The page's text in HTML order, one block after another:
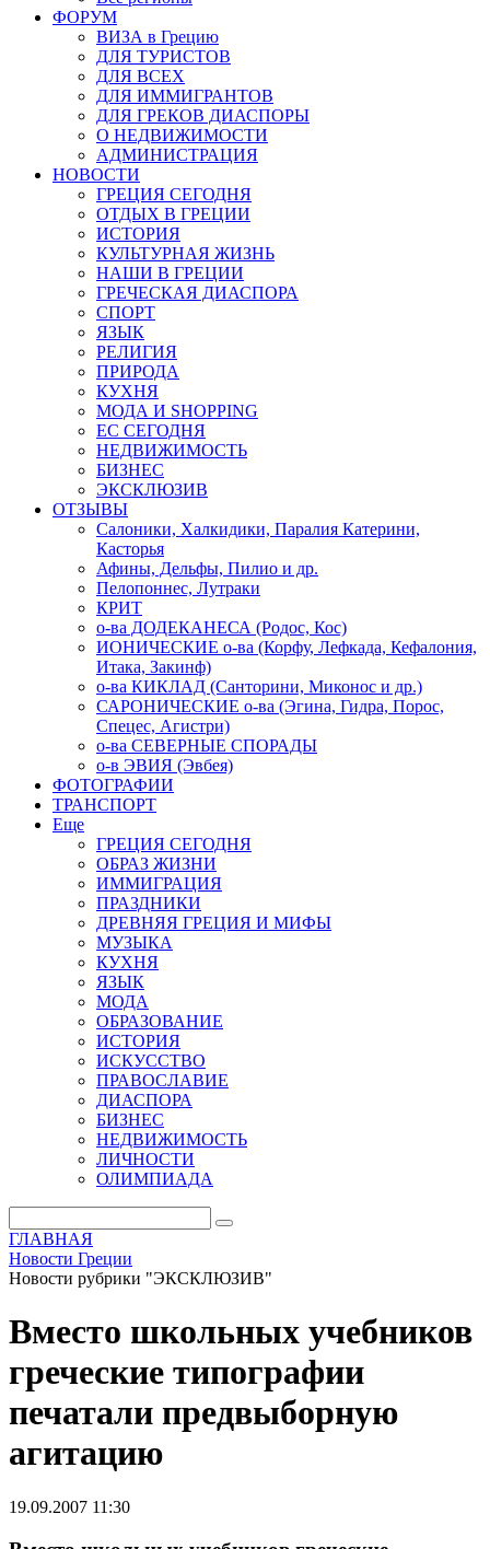
ФОРУМ
ВИЗА в Грецию
ДЛЯ ТУРИСТОВ
ДЛЯ ВСЕХ
ДЛЯ ИММИГРАНТОВ
ДЛЯ ГРЕКОВ ДИАСПОРЫ
О НЕДВИЖИМОСТИ
АДМИНИСТРАЦИЯ
НОВОСТИ
ГРЕЦИЯ СЕГОДНЯ
ОТДЫХ В ГРЕЦИИ
ИСТОРИЯ
КУЛЬТУРНАЯ ЖИЗНЬ
НАШИ В ГРЕЦИИ
ГРЕЧЕСКАЯ ДИАСПОРА
СПОРТ
ЯЗЫК
РЕЛИГИЯ
ПРИРОДА
КУХНЯ
МОДА И SHOPPING
ЕС СЕГОДНЯ
НЕДВИЖИМОСТЬ
БИЗНЕС
ЭКСКЛЮЗИВ
ОТЗЫВЫ
Салоники, Халкидики, Паралия Катерини,
Касторья
Афины, Дельфы, Пилио и др.
Пелопоннес, Лутраки
КРИТ
о-ва ДОДЕКАНЕСА (Родос, Кос)
ИОНИЧЕСКИЕ о-ва (Корфу, Лефкада, Кефалония,
Итака, Закинф)
о-ва КИКЛАД (Санторини, Миконос и др.)
САРОНИЧЕСКИЕ о-ва (Эгина, Гидра, Порос,
Спецес, Агистри)
о-ва СЕВЕРНЫЕ СПОРАДЫ
о-в ЭВИЯ (Эвбея)
ФОТОГРАФИИ
ТРАНСПОРТ
Еще
ГРЕЦИЯ СЕГОДНЯ
ОБРАЗ ЖИЗНИ
ИММИГРАЦИЯ
ПРАЗДНИКИ
ДРЕВНЯЯ ГРЕЦИЯ И МИФЫ
МУЗЫКА
КУХНЯ
ЯЗЫК
МОДА
ОБРАЗОВАНИЕ
ИСТОРИЯ
ИСКУССТВО
ПРАВОСЛАВИЕ
ДИАСПОРА
БИЗНЕС
НЕДВИЖИМОСТЬ
ЛИЧНОСТИ
ОЛИМПИАДА
ГЛАВНАЯ
Новости Греции
Новости рубрики "ЭКСКЛЮЗИВ"
Вместо школьных учебников
греческие типографии
печатали предвыборную
агитацию
19.09.2007 11:30